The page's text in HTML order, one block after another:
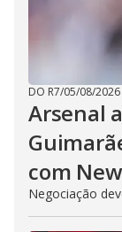
DO R7/05/08/2026
Arsenal
com
Negociação